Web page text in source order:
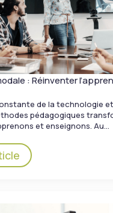
: Réinventer
de la technologie et
pédagogiques
et enseignons. Au…